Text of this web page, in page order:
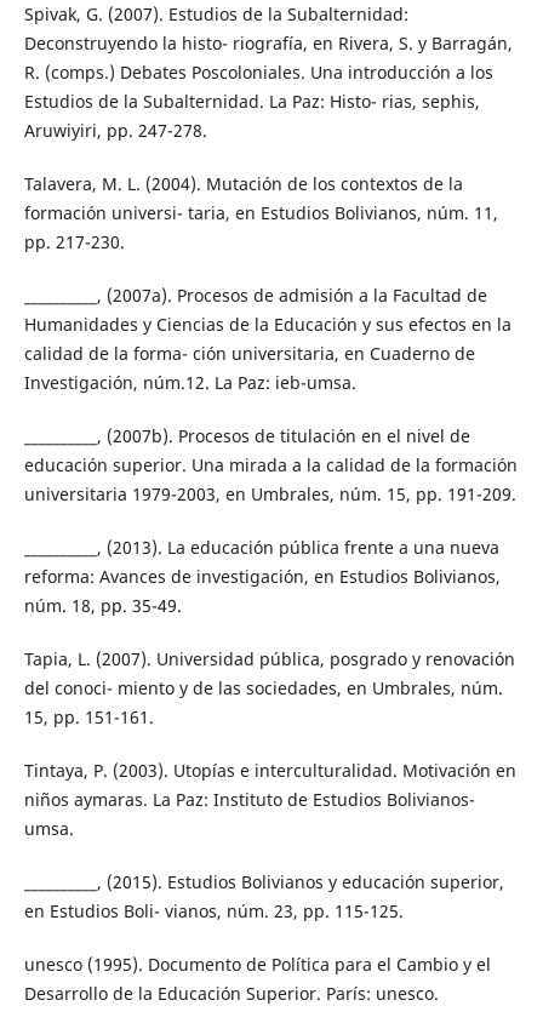
Spivak, G. (2007). Estudios de la Subalternidad:
Deconstruyendo la histo- riografía, en Rivera, S. y Barragán,
R. (comps.) Debates Poscoloniales. Una introducción a los
Estudios de la Subalternidad. La Paz: Histo- rias, sephis,
Aruwiyiri, pp. 247-278.
Talavera, M. L. (2004). Mutación de los contextos de la
formación universi- taria, en Estudios Bolivianos, núm. 11,
pp. 217-230.
__________, (2007a). Procesos de admisión a la Facultad de
Humanidades y Ciencias de la Educación y sus efectos en la
calidad de la forma- ción universitaria, en Cuaderno de
Investigación, núm.12. La Paz: ieb-umsa.
__________, (2007b). Procesos de titulación en el nivel de
educación superior. Una mirada a la calidad de la formación
universitaria 1979-2003, en Umbrales, núm. 15, pp. 191-209.
__________, (2013). La educación pública frente a una nueva
reforma: Avances de investigación, en Estudios Bolivianos,
núm. 18, pp. 35-49.
Tapia, L. (2007). Universidad pública, posgrado y renovación
del conoci- miento y de las sociedades, en Umbrales, núm.
15, pp. 151-161.
Tintaya, P. (2003). Utopías e interculturalidad. Motivación en
niños aymaras. La Paz: Instituto de Estudios Bolivianos-
umsa.
__________, (2015). Estudios Bolivianos y educación superior,
en Estudios Boli- vianos, núm. 23, pp. 115-125.
unesco (1995). Documento de Política para el Cambio y el
Desarrollo de la Educación Superior. París: unesco.